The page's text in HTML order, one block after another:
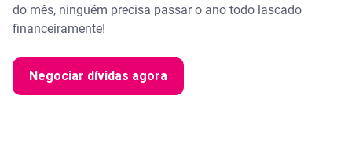
do mês, ninguém precisa passar o ano todo lascado
financeiramente!
Negociar dívidas agora